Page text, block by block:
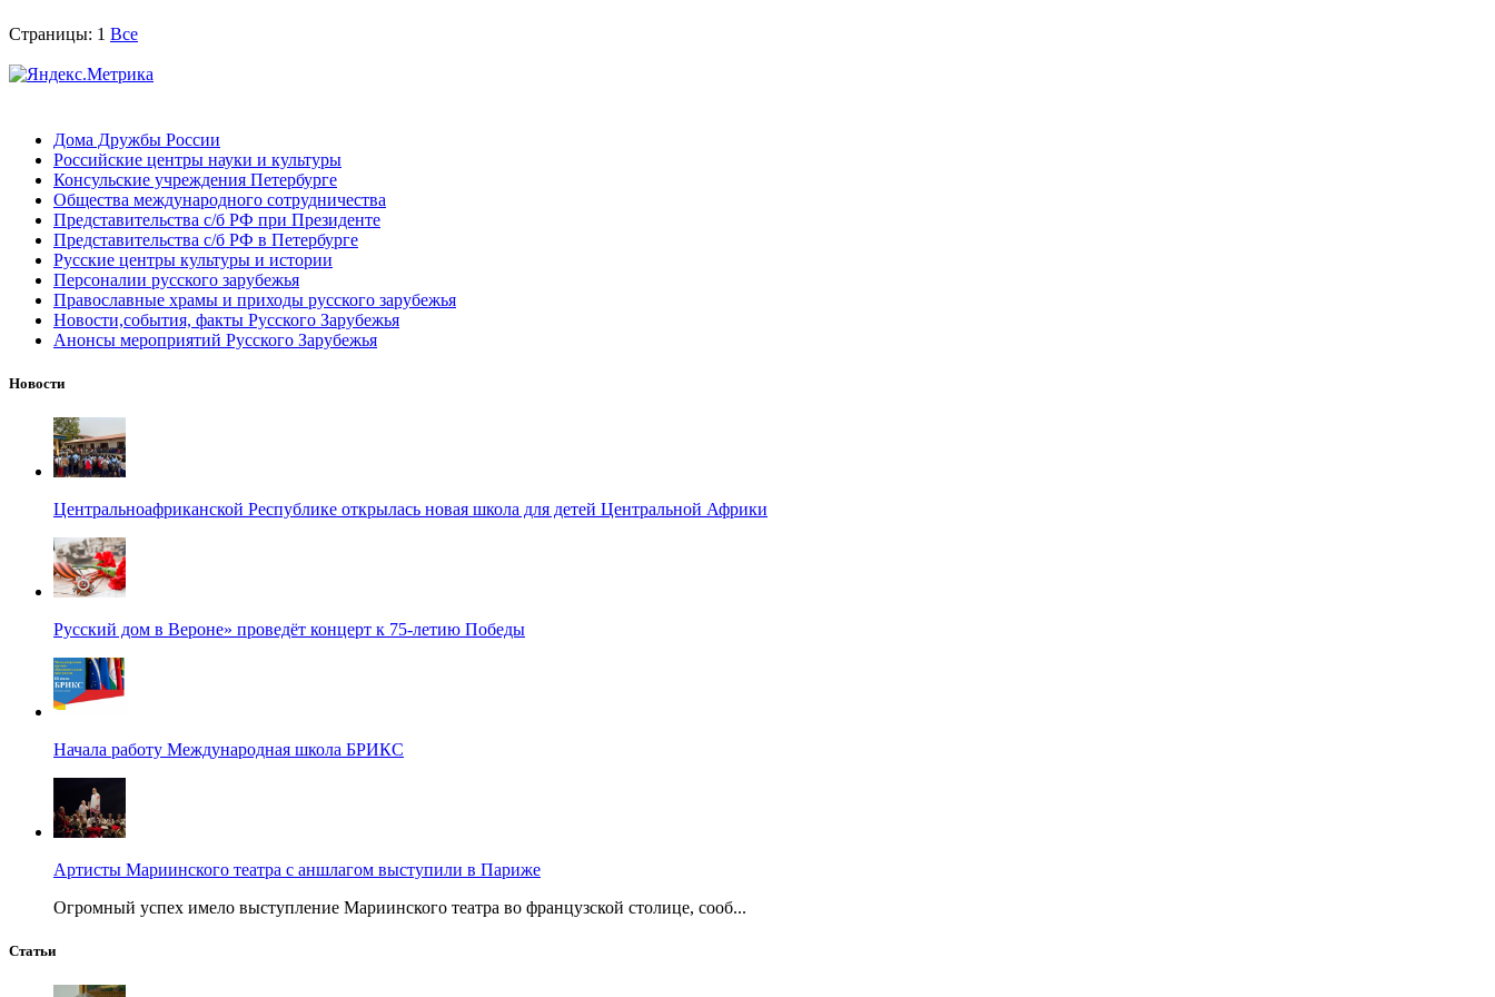
Страницы: 1 Все
Дома Дружбы России
Российские центры науки и культуры
Консульские учреждения Петербурге
Общества международного сотрудничества
Представительства с/б РФ при Президенте
Представительства с/б РФ в Петербурге
Русские центры культуры и истории
Персоналии русского зарубежья
Православные храмы и приходы русского зарубежья
Новости,события, факты Русского Зарубежья
Анонсы мероприятий Русского Зарубежья
Новости
Центральноафриканской Республике открылась новая школа для детей Центральной Африки
Русский дом в Вероне» проведёт концерт к 75-летию Победы
Начала работу Международная школа БРИКС
Артисты Мариинского театра с аншлагом выступили в Париже
Огромный успех имело выступление Мариинского театра во французской столице, сооб...
Статьи